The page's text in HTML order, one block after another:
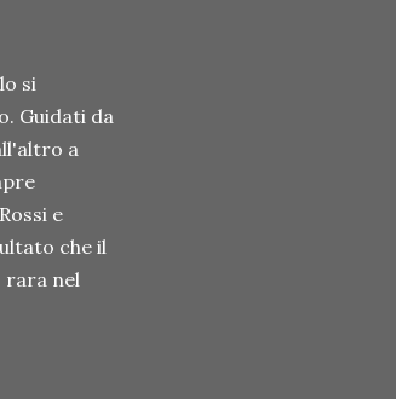
si
Guidati da
a
e
che il
rara nel